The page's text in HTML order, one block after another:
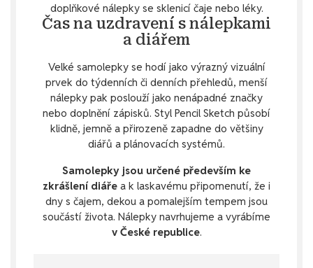
doplňkové nálepky se sklenicí čaje nebo léky.
Čas na uzdravení s nálepkami
a diářem
Velké samolepky se hodí jako výrazný vizuální
prvek do týdenních či denních přehledů, menší
nálepky pak poslouží jako nenápadné značky
nebo doplnění zápisků. Styl Pencil Sketch působí
klidně, jemně a přirozeně zapadne do většiny
diářů a plánovacích systémů.
Samolepky jsou určené především ke
zkrášlení diáře a k laskavému připomenutí, že i
dny s čajem, dekou a pomalejším tempem jsou
součástí života. Nálepky navrhujeme a vyrábíme
v České republice.